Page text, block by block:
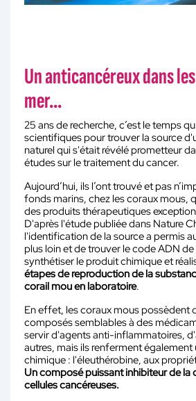
Un anticancéreux dans
mer...
25 ans de recherche, c’est le temps
scientifiques pour trouver la source
naturel qui s'était révélé prometteur
études sur le traitement du cancer.
Aujourd’hui, ils l’ont trouvé et pas
fonds marins, chez les coraux mous,
des produits thérapeutiques
D'après l'étude publiée dans Nature
l'identification de la source a permis
plus loin et de trouver le code ADN
synthétiser le produit chimique et
étapes de reproduction de la
corail mou en laboratoire.
En effet, les coraux mous possèdent
composés semblables à des
servir d'agents anti-inflammatoires,
autres, mais ils renferment
chimique : l'éleuthérobine, aux
Un composé puissant inhibiteur de la
cellules cancéreuses.